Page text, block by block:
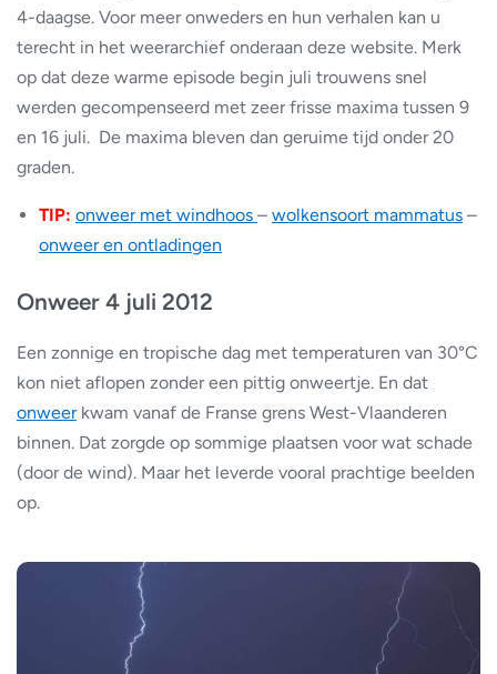
4-daagse. Voor meer onweders en hun verhalen kan u
terecht in het weerarchief onderaan deze website. Merk
op dat deze warme episode begin juli trouwens snel
werden gecompenseerd met zeer frisse maxima tussen 9
en 16 juli. De maxima bleven dan geruime tijd onder 20
graden.
TIP: onweer met windhoos – wolkensoort mammatus –
onweer en ontladingen
Onweer 4 juli 2012
Een zonnige en tropische dag met temperaturen van 30°C
kon niet aflopen zonder een pittig onweertje. En dat
onweerkwam vanaf de Franse grens West-Vlaanderen
binnen. Dat zorgde op sommige plaatsen voor wat schade
(door de wind). Maar het leverde vooral prachtige beelden
op.